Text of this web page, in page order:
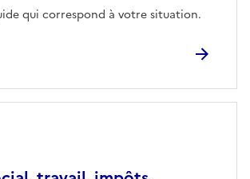
qui correspond à votre situation.